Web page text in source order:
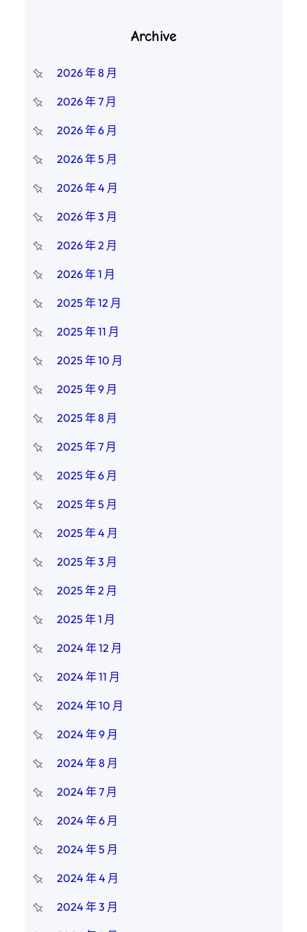
Archive
2026 年 8 月
2026 年 7 月
2026 年 6 月
2026 年 5 月
2026 年 4 月
2026 年 3 月
2026 年 2 月
2026 年 1 月
2025 年 12 月
2025 年 11 月
2025 年 10 月
2025 年 9 月
2025 年 8 月
2025 年 7 月
2025 年 6 月
2025 年 5 月
2025 年 4 月
2025 年 3 月
2025 年 2 月
2025 年 1 月
2024 年 12 月
2024 年 11 月
2024 年 10 月
2024 年 9 月
2024 年 8 月
2024 年 7 月
2024 年 6 月
2024 年 5 月
2024 年 4 月
2024 年 3 月